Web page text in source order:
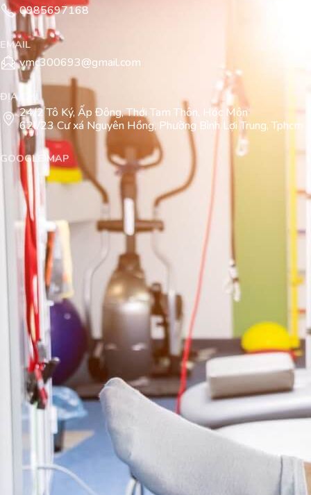
0985697168
EMAIL
vmc300693@gmail.com
ĐỊA CHỈ
24/2 Tô Ký, Ấp Đông, Thới Tam Thôn, Hóc Môn
62l/23 Cư xá Nguyên Hồng, Phường Bình Lợi Trung, Tphcm
GOOGLE MAP